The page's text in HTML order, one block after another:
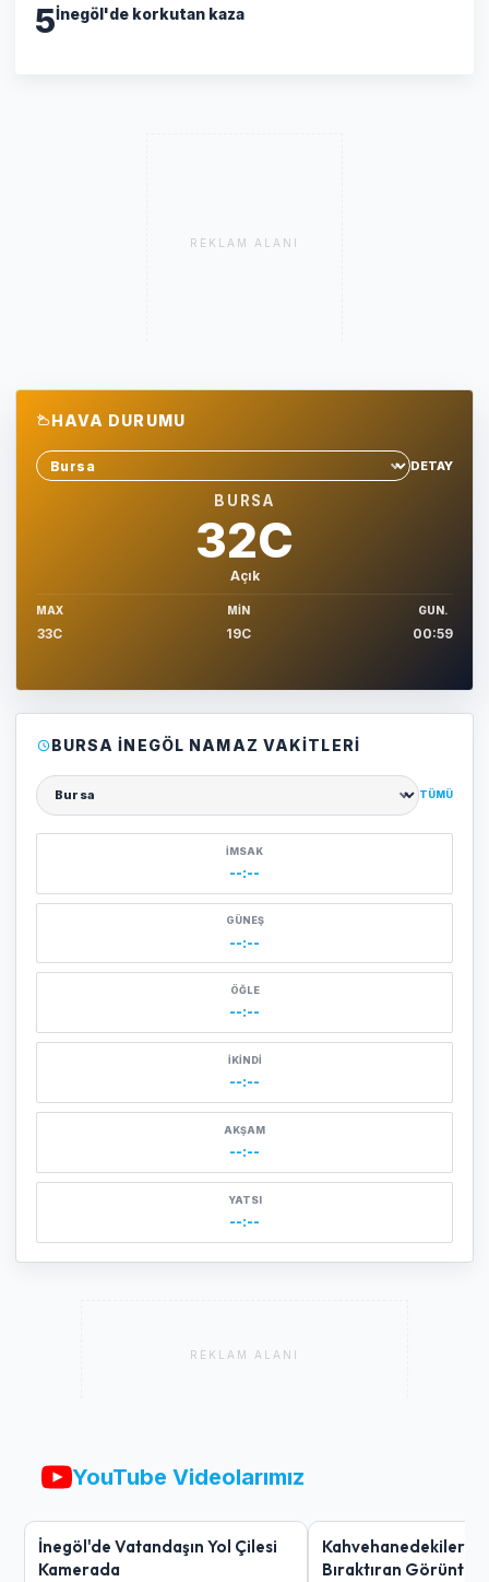
5İnegöl'de korkutan kaza
REKLAM ALANI
HAVA DURUMU
Sehir sec
DETAY
BURSA
32C
Açık
MAX
33C
MIN
19C
GUN.
00:59
BURSA İNEGÖL NAMAZ VAKITLERI
Şehir seçin
TÜMÜ
İMSAK
--:--
GÜNEŞ
--:--
ÖĞLE
--:--
İKINDI
--:--
AKŞAM
--:--
YATSI
--:--
REKLAM ALANI
YouTube Videolarımız
İnegöl'de Vatandaşın Yol Çilesi
Kamerada
Kahvehanedekiler
Bıraktıran Görüntü!